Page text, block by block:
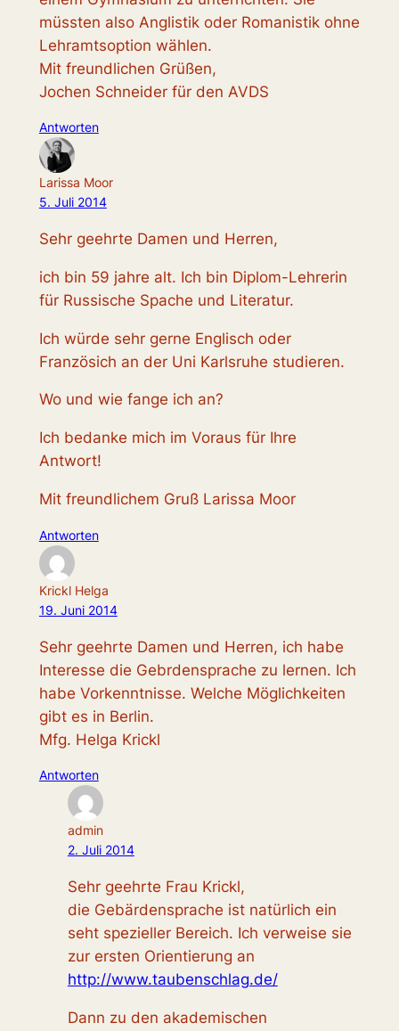
müssten also Anglistik oder Romanistik ohne
Lehramtsoption wählen.
Mit freundlichen Grüßen,
Jochen Schneider für den AVDS
Antworten
Larissa Moor
5. Juli 2014
Sehr geehrte Damen und Herren,
ich bin 59 jahre alt. Ich bin Diplom-Lehrerin
für Russische Spache und Literatur.
Ich würde sehr gerne Englisch oder
Französich an der Uni Karlsruhe studieren.
Wo und wie fange ich an?
Ich bedanke mich im Voraus für Ihre
Antwort!
Mit freundlichem Gruß Larissa Moor
Antworten
Krickl Helga
19. Juni 2014
Sehr geehrte Damen und Herren, ich habe
Interesse die Gebrdensprache zu lernen. Ich
habe Vorkenntnisse. Welche Möglichkeiten
gibt es in Berlin.
Mfg. Helga Krickl
Antworten
admin
2. Juli 2014
Sehr geehrte Frau Krickl,
die Gebärdensprache ist natürlich ein
seht spezieller Bereich. Ich verweise sie
zur ersten Orientierung an
http://www.taubenschlag.de/
Dann zu den akademischen